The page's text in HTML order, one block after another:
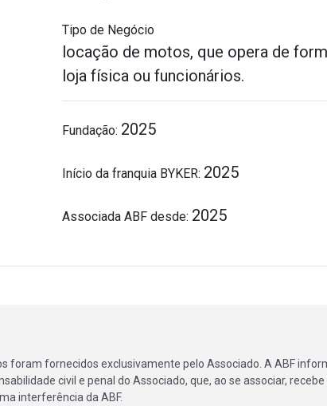
Tipo de Negócio
locação de motos, que opera de
loja física ou funcionários.
Fundação: 2025
Início da franquia BYKER: 2025
Associada ABF desde: 2025
foram fornecidos exclusivamente pelo Associado. A ABF
civil e penal do Associado, que, ao se associar,
interferência da ABF.